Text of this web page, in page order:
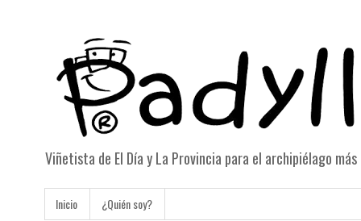
Viñetista de El Día y La Provincia para el archipiélago
Inicio ¿Quién soy?